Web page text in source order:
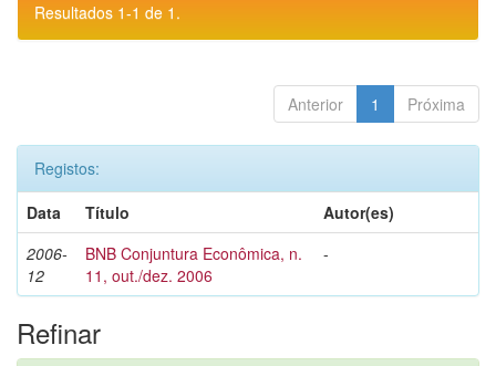
Resultados 1-1 de 1.
Anterior 1 Próxima
Registos:
Data
Título
Autor(es)
2006-
12
BNB Conjuntura Econômica, n.
11, out./dez. 2006
-
Refinar